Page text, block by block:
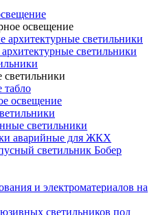
освещение
архитектурные светильники
светильники
освещение
светильники
аварийные для ЖКХ
светильник Бобер
и электроматериалов на
светильников под